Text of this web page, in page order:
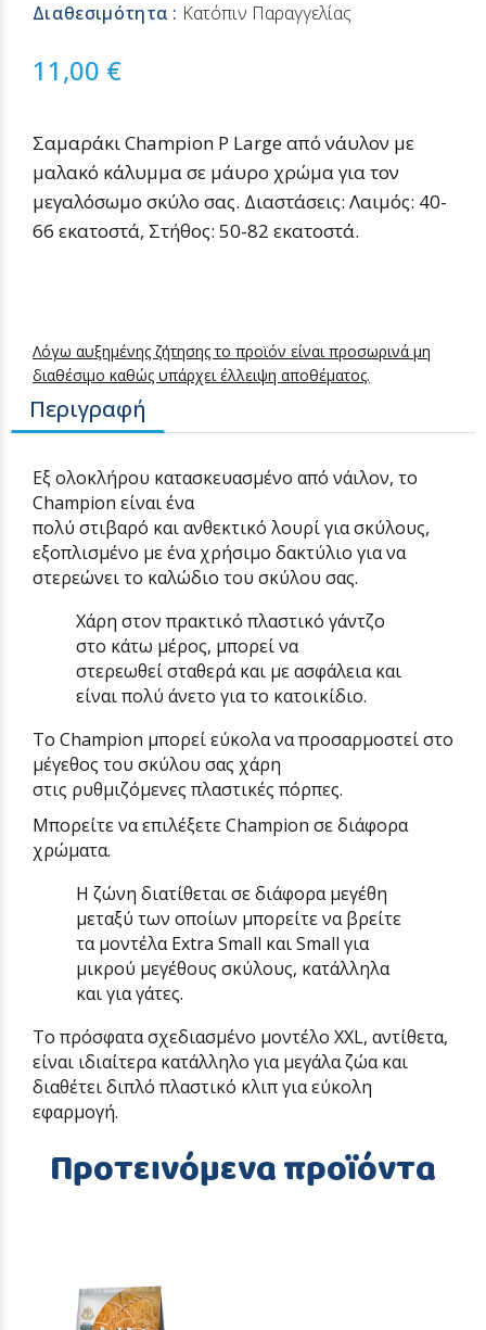
Διαθεσιμότητα : Κατόπιν Παραγγελίας
11,00 €
Σαμαράκι Champion P Large από νάυλον με
μαλακό κάλυμμα σε μάυρο χρώμα για τον
μεγαλόσωμο σκύλο σας. Διαστάσεις: Λαιμός: 40-
66 εκατοστά, Στήθος: 50-82 εκατοστά.
Λόγω αυξημένης ζήτησης το προϊόν είναι προσωρινά μη
διαθέσιμο καθώς υπάρχει έλλειψη αποθέματος.
Περιγραφή
Εξ ολοκλήρου κατασκευασμένο από νάιλον, το
Champion είναι ένα
πολύ στιβαρό καιανθεκτικό λουρί για σκύλους,
εξοπλισμένο με ένα χρήσιμο δακτύλιο για να
στερεώνει το καλώδιο του σκύλου σας.
Χάρη στον πρακτικό πλαστικό γάντζο
στο κάτω μέρος, μπορεί να
στερεωθείσταθεράκαι μεασφάλειακαι
είναι πολύ άνετο για το κατοικίδιο.
Το Champion μπορεί εύκολα να προσαρμοστεί στο
μέγεθος του σκύλου σας χάρη
στις ρυθμιζόμενες πλαστικές πόρπες.
Μπορείτε να επιλέξετε Champion σε διάφορα
χρώματα.
Η ζώνη διατίθεται σε διάφορα μεγέθη
μεταξύ των οποίων μπορείτε να βρείτε
τα μοντέλα Extra Small και Small για
μικρού μεγέθους σκύλους, κατάλληλα
και για γάτες.
Το πρόσφατα σχεδιασμένο μοντέλο XXL, αντίθετα,
είναι ιδιαίτερα κατάλληλο για μεγάλα ζώα και
διαθέτει διπλό πλαστικό κλιπ για εύκολη
εφαρμογή.
Προτεινόμενα προϊόντα